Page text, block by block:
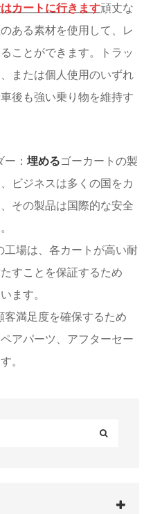
カートに行きます頑丈な
ある素材を使用して、レ
ことができます。トラッ
または個人使用のいずれ
後も強い乗り物を維持す
： 埋めるゴーカートの製
ビジネスは多くの国をカ
その製品は国際的な安全
工場は、各カートが高い耐
すことを保証するため
ます。
客満足度を確保するため
アパーツ、アフターセー
。